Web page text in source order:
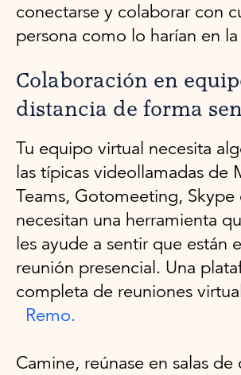
conectarse y colaborar con
persona como lo harían en
Colaboración en
distancia de forma
Tu equipo virtual necesita
las típicas videollamadas de
Teams, Gotomeeting, Skype
necesitan una herramienta
les ayude a sentir que están
reunión presencial. Una
completa de reuniones
Remo.
Camine, reúnase en salas